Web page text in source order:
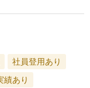
社員登用あり
績あり